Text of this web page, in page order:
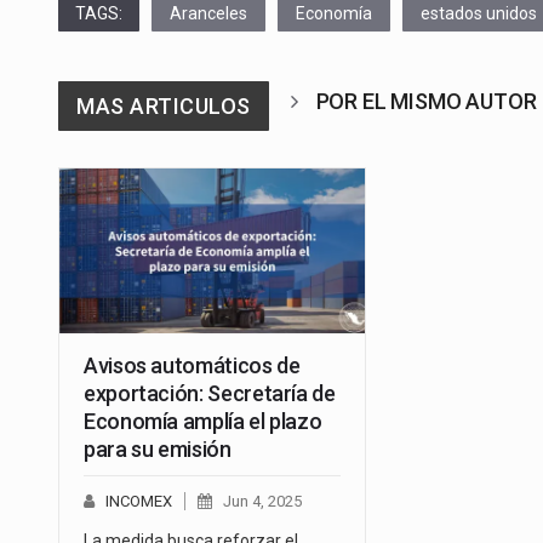
TAGS: Aranceles Economía estados unidos
MAS ARTICULOS POR EL MISMO AUTOR
Avisos automáticos de
exportación: Secretaría de
Economía amplía el plazo
para su emisión
INCOMEX Jun 4, 2025